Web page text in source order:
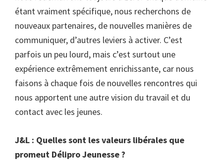
étant vraiment spécifique, nous recherchons de
nouveaux partenaires, de nouvelles manières de
communiquer, d’autres leviers à activer. C’est
parfois un peu lourd, mais c’est surtout une
expérience extrêmement enrichissante, car nous
faisons à chaque fois de nouvelles rencontres qui
nous apportent une autre vision du travail et du
contact avec les jeunes.
J&L : Quelles sont les valeurs libérales que
promeut Délipro Jeunesse ?